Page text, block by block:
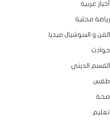
أخبار عربية
رياضة محلية
الفن و السوشيال ميديا
حوادث
القسم الديني
طقس
صحة
تعليم